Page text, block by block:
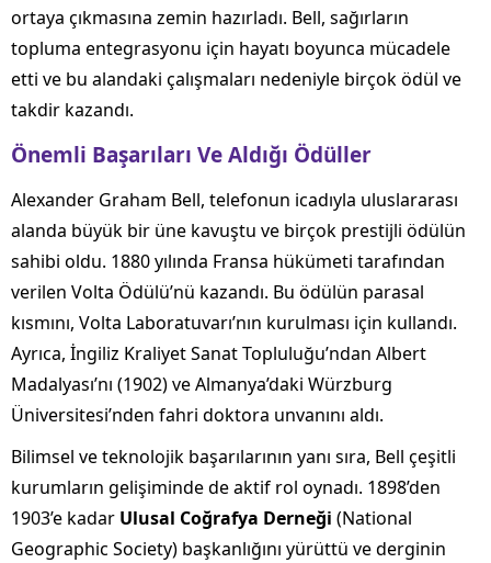
ortaya çıkmasına zemin hazırladı. Bell, sağırların
topluma entegrasyonu için hayatı boyunca mücadele
etti ve bu alandaki çalışmaları nedeniyle birçok ödül ve
takdir kazandı.
Önemli Başarıları Ve Aldığı Ödüller
Alexander Graham Bell, telefonun icadıyla uluslararası
alanda büyük bir üne kavuştu ve birçok prestijli ödülün
sahibi oldu. 1880 yılında Fransa hükümeti tarafından
verilen Volta Ödülü’nü kazandı. Bu ödülün parasal
kısmını, Volta Laboratuvarı’nın kurulması için kullandı.
Ayrıca, İngiliz Kraliyet Sanat Topluluğu’ndan Albert
Madalyası’nı (1902) ve Almanya’daki Würzburg
Üniversitesi’nden fahri doktora unvanını aldı.
Bilimsel ve teknolojik başarılarının yanı sıra, Bell çeşitli
kurumların gelişiminde de aktif rol oynadı. 1898’den
1903’e kadar Ulusal Coğrafya Derneği (National
Geographic Society) başkanlığını yürüttü ve derginin